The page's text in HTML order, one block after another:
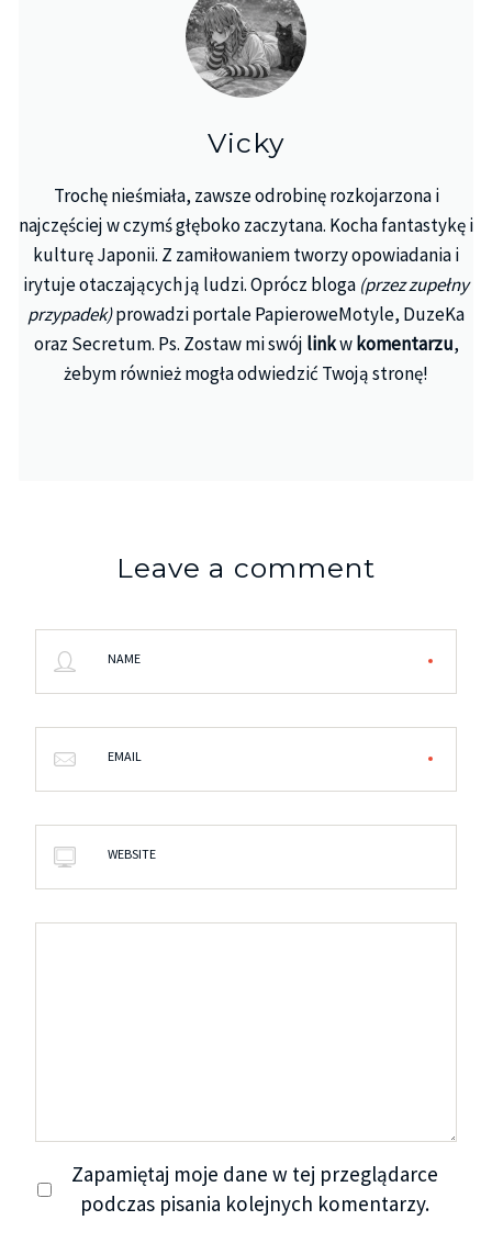
Vicky
Trochę nieśmiała, zawsze odrobinę rozkojarzona i
najczęściej w czymś głęboko zaczytana. Kocha fantastykę i
kulturę Japonii. Z zamiłowaniem tworzy opowiadania i
irytuje otaczających ją ludzi. Oprócz bloga (przez zupełny
przypadek)prowadzi portale PapieroweMotyle, DuzeKa
oraz Secretum. Ps. Zostaw mi swój linkwkomentarzu,
żebym również mogła odwiedzić Twoją stronę!
Leave a comment
NAME
EMAIL
WEBSITE
Zapamiętaj moje dane w tej przeglądarce
podczas pisania kolejnych komentarzy.